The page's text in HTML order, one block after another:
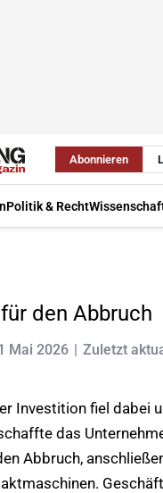
Abonnieren
Politik & Recht
den Abbruch
Mai 2026
Zuletzt
Investition fiel dabei
das
Abbruch,